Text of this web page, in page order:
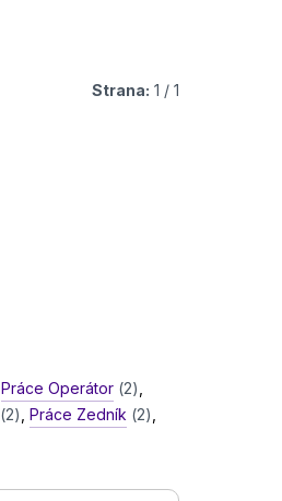
Strana: 1 / 1
Práce Operátor (2)
(2) ,Práce Zedník (2)